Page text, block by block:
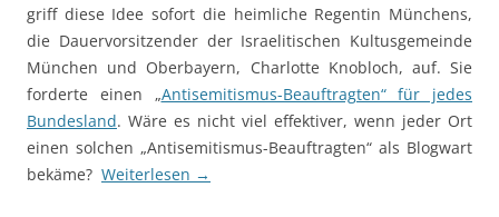
griff diese Idee sofort die heimliche Regentin Münchens,
die Dauervorsitzender der Israelitischen Kultusgemeinde
München und Oberbayern, Charlotte Knobloch, auf. Sie
forderte einen „Antisemitismus-Beauftragten“ für jedes
Bundesland. Wäre es nicht viel effektiver, wenn jeder Ort
einen solchen „Antisemitismus-Beauftragten“ als Blogwart
bekäme? Weiterlesen →